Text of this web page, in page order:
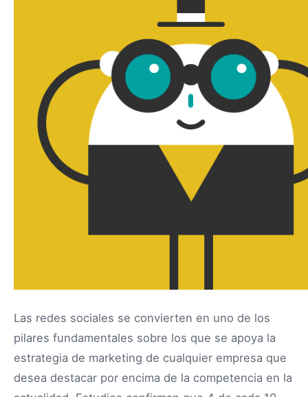
Las redes sociales se convierten en uno de los
pilares fundamentales sobre los que se apoya la
estrategia de marketing de cualquier empresa que
desea destacar por encima de la competencia en la